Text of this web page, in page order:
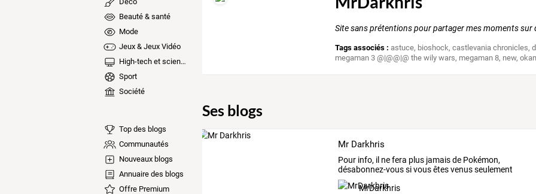
Beauté & santé
Mode
Jeux & Jeux Vidéo
High-tech et sciences
Sport
Société
Top des blogs
Communautés
Nouveaux blogs
Annuaire des blogs
Offre Premium
Site sans prétentions pour partager mes moments sur
Tags associés : astuce, bioshock,castlevania chronicles,
megaman 3 @|@@|@ the wily wars, megaman 8, new,
Ses blogs
Mr Darkhris
Pourinfo,il nefera plusjamaisdePokémon,
désabonnez-voussivousêtesvenusseulement
pour
MrDarkhris